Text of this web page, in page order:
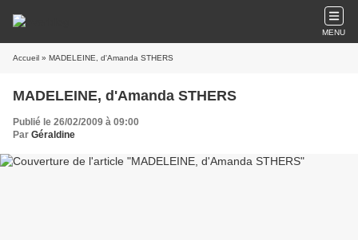
MENU
Accueil » MADELEINE, d'Amanda STHERS
MADELEINE, d'Amanda STHERS
Publié le 26/02/2009 à 09:00
Par Géraldine